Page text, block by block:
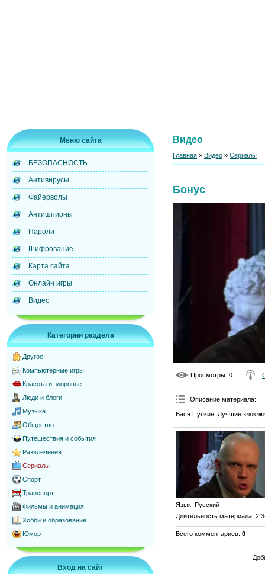
Меню сайта
БЕЗОПАСНОСТЬ
Антивирусы
Файерволы
Антишпионы
Пароли
Шифрование
Карта сайта
Онлайн игры
Видео
Категории раздела
Другое
Компьютерные игры
Красота и здоровье
Люди и блоги
Музыка
Общество
Путешествия и события
Развлечения
Сериалы
Спорт
Транспорт
Фильмы и анимация
Хобби и образование
Юмор
Вход на сайт
Видео
Главная » Видео » Сериалы
Бонус
Просмотры: 0
Описание материала:
Вася Пупкин. Лучшие
Язык: Русский
Длительность материала:
Всего комментариев: 0